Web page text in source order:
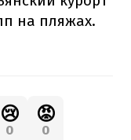
на пляжах.
😢
0
😡
0